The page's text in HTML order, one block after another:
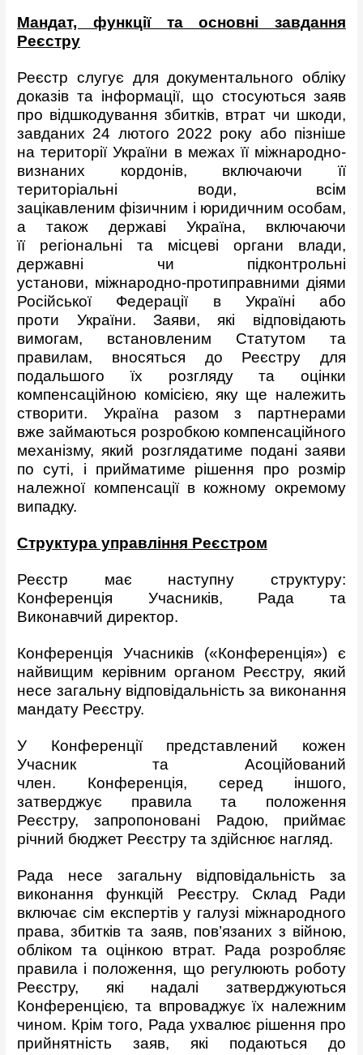
Мандат, функції та основні завдання
Реєстру
Реєстр слугує для документального обліку
доказів та інформації, що стосуються заяв
про відшкодування збитків, втрат чи шкоди,
завданих 24 лютого 2022 року або пізніше
на території України в межах її міжнародно-
визнаних кордонів, включаючи її
територіальні води, всім
зацікавленим фізичним і юридичним особам,
а також державі Україна, включаючи
її регіональні та місцеві органи влади,
державні чи підконтрольні
установи, міжнародно-протиправними діями
Російської Федерації в Україні або
проти України. Заяви, які відповідають
вимогам, встановленим Статутом та
правилам, вносяться до Реєстру для
подальшого їх розгляду та оцінки
компенсаційною комісією, яку ще належить
створити. Україна разом з партнерами
вже займаються розробкою компенсаційного
механізму, який розглядатиме подані заяви
по суті, і прийматиме рішення про розмір
належної компенсації в кожному окремому
випадку.
Структура управління Реєстром
Реєстр має наступну структуру:
Конференція Учасників, Рада та
Виконавчий директор.
Конференція Учасників («Конференція») є
найвищим керівним органом Реєстру, який
несе загальну відповідальність за виконання
мандату Реєстру.
У Конференції представлений кожен
Учасник та Асоційований
член. Конференція, серед іншого,
затверджує правила та положення
Реєстру, запропоновані Радою, приймає
річний бюджет Реєстру та здійснює нагляд.
Рада несе загальну відповідальність за
виконання функцій Реєстру. Склад Ради
включає сім експертів у галузі міжнародного
права, збитків та заяв, пов’язаних з війною,
обліком та оцінкою втрат. Рада розробляє
правила і положення, що регулюють роботу
Реєстру, які надалі затверджуються
Конференцією, та впроваджує їх належним
чином. Крім того, Рада ухвалює рішення про
прийнятність заяв, які подаються до